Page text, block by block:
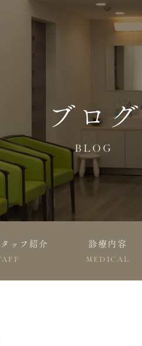
ブログ
BLOG
ッフ紹介 診療内容
MEDICAL